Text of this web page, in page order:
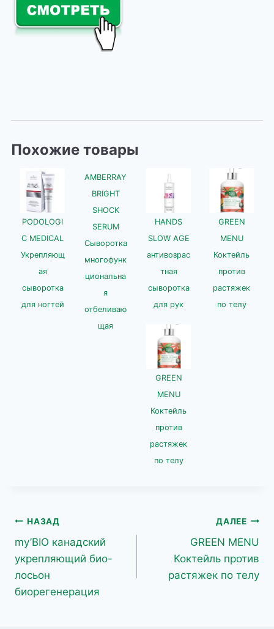
Похожие товары
PODOLOGI
C MEDICAL
Укрепляющ
ая
сыворотка
для ногтей
AMBERRAY
BRIGHT
SHOCK
SERUM
Сыворотка
многофунк
циональна
я
отбеливаю
щая
HANDS
SLOW AGE
антивозрас
тная
сыворотка
для рук
GREEN
MENU
Коктейль
против
растяжек
по телу
GREEN
MENU
Коктейль
против
растяжек
по телу
Навигация
по
записям
НАЗАД
my’BIO канадский
укрепляющий био-
лосьон
биорегенерация
ДАЛЕЕ
GREEN MENU
Коктейль против
растяжек по телу